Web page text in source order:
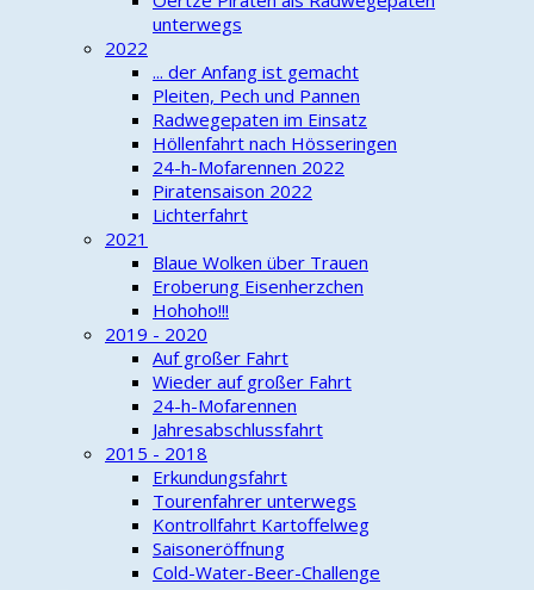
unterwegs
2022
... der Anfang ist gemacht
Pleiten, Pech und Pannen
Radwegepaten im Einsatz
Höllenfahrt nach Hösseringen
24-h-Mofarennen 2022
Piratensaison 2022
Lichterfahrt
2021
Blaue Wolken über Trauen
Eroberung Eisenherzchen
Hohoho!!!
2019 - 2020
Auf großer Fahrt
Wieder auf großer Fahrt
24-h-Mofarennen
Jahresabschlussfahrt
2015 - 2018
Erkundungsfahrt
Tourenfahrer unterwegs
Kontrollfahrt Kartoffelweg
Saisoneröffnung
Cold-Water-Beer-Challenge